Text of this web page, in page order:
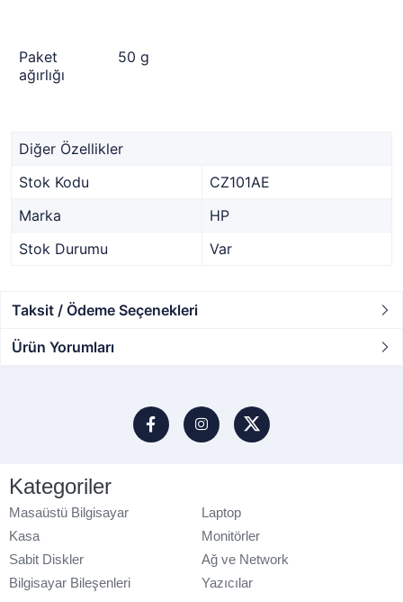
Paket
ağırlığı
50 g
Diğer Özellikler
Stok Kodu
CZ101AE
Marka
HP
Stok Durumu
Var
Taksit / Ödeme Seçenekleri
Ürün Yorumları
Kategoriler
Masaüstü Bilgisayar
Laptop
Kasa
Monitörler
Sabit Diskler
Ağ ve Network
Bilgisayar Bileşenleri
Yazıcılar